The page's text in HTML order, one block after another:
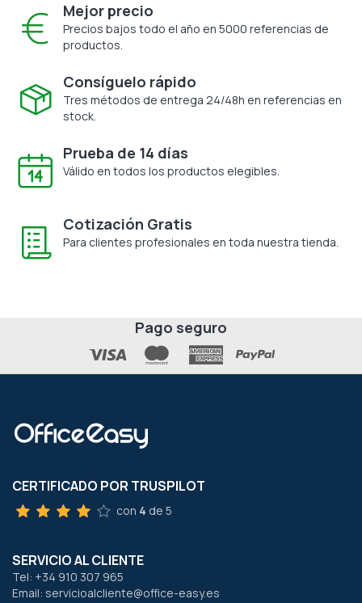
Mejor precio
Precios bajos todo el año en 5000 referencias de
productos.
Consíguelo rápido
Tres métodos de entrega 24/48h en referencias en
stock.
Prueba de 14 días
Válido en todos los productos elegibles.
Cotización Gratis
Para clientes profesionales en toda nuestra tienda.
Pago seguro
CERTIFICADO POR TRUSPILOT
con 4 de 5
SERVICIO AL CLIENTE
Tel: +34 910 307 965
Email: servicioalcliente@office-easy.es